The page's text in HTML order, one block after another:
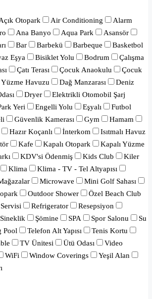
Otopark Air Conditioning
Alarm
Ana Banyo Aqua Park
Asansör
Bar Barbekü Barbeque
Basketbol
Eşya Bisiklet Yolu Bodrum
Çalışma
Çatı Terası Çocuk Anaokulu
Çocuk
Havuzu Dağ Manzarası
Deniz
Dryer
Elektrikli Otomobil Şarj
Yeri Engelli Yolu Eşyalı
Futbol
Güvenlik Kamerası Gym
Hamam
Hazır Koçanlı İnterkom
Isıtmalı Havuz
Kafe Kapalı Otopark
Kapalı Yüzme
KDV'si Ödenmiş Kids Club
Kiler
Klima
Klima - TV - Tel Altyapısı
Microwave
Mini Golf Sahası
Outdoor Shower
Özel Beach Club
Refrigerator
Resepsiyon
Sineklik Şömine SPA Spor Salonu
Su
Pool Telefon Alt Yapısı
Tenis Kortu
TV Ünitesi Ütü Odası
Video
WiFi Window Coverings
Yeşil Alan